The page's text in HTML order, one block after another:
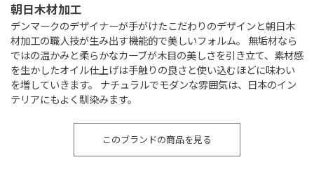
朝日木材加工
デンマークのデザイナーが手がけたこだわりのデザインと朝日木
材加工の職人技が生み出す機能的で美しいフォルム。 無垢材なら
ではの温かみと柔らかなカーブが木目の美しさを引き立て、素材感
を生かしたオイル仕上げは手触りの良さと使い込むほどに味わい
を増していきます。 ナチュラルでモダンな雰囲気は、日本のイン
テリアにもよく馴染みます。
このブランドの商品を見る